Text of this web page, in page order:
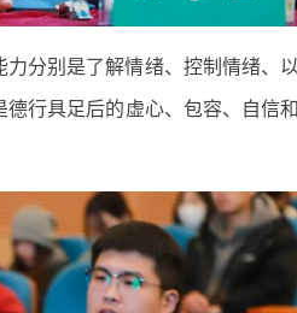
分别是了解情绪、控制情绪、
行具足后的虚心、包容、自信